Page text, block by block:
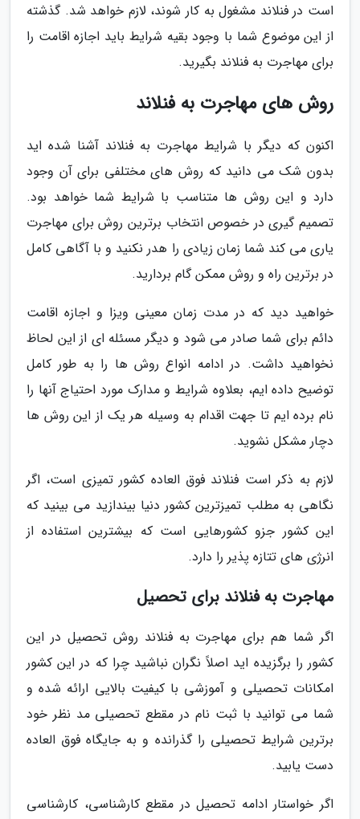
است در فنلاند مشغول به کار شوند، لازم خواهد شد. گذشته
از این موضوع شما با وجود بقیه شرایط باید اجازه اقامت را
برای مهاجرت به فنلاند بگیرید.
روش های مهاجرت به فنلاند
اکنون که دیگر با شرایط مهاجرت به فنلاند آشنا شده اید
بدون شک می دانید که روش های مختلفی برای آن وجود
دارد و این روش ها متناسب با شرایط شما خواهد بود.
تصمیم گیری در خصوص انتخاب برترین روش برای مهاجرت
یاری می کند شما زمان زیادی را هدر نکنید و با آگاهی کامل
در برترین راه و روش ممکن گام بردارید.
خواهید دید که در مدت زمان معینی ویزا و اجازه اقامت
دائم برای شما صادر می شود و دیگر مسئله ای از این لحاظ
نخواهید داشت. در ادامه انواع روش ها را به طور کامل
توضیح داده ایم، بعلاوه شرایط و مدارک مورد احتیاج آنها را
نام برده ایم تا جهت اقدام به وسیله هر یک از این روش ها
دچار مشکل نشوید.
لازم به ذکر است فنلاند فوق العاده کشور تمیزی است، اگر
نگاهی به مطلب تمیزترین کشور دنیا بیندازید می بینید که
این کشور جزو کشورهایی است که بیشترین استفاده از
انرژی های تتازه پذیر را دارد.
مهاجرت به فنلاند برای تحصیل
اگر شما هم برای مهاجرت به فنلاند روش تحصیل در این
کشور را برگزیده اید اصلاً نگران نباشید چرا که در این کشور
امکانات تحصیلی و آموزشی با کیفیت بالایی ارائه شده و
شما می توانید با ثبت نام در مقطع تحصیلی مد نظر خود
برترین شرایط تحصیلی را گذرانده و به جایگاه فوق العاده
دست یابید.
اگر خواستار ادامه تحصیل در مقطع کارشناسی، کارشناسی